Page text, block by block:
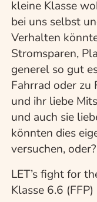
kleine Klasse
bei uns selbst
Verhalten
Stromsparen,
generel so gut
Fahrrad oder zu
und ihr liebe
und auch sie
könnten dies
versuchen, oder?
LET’s fight for
Klasse 6.6 (FFP)